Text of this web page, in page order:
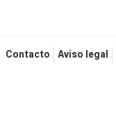
Contacto Aviso legal